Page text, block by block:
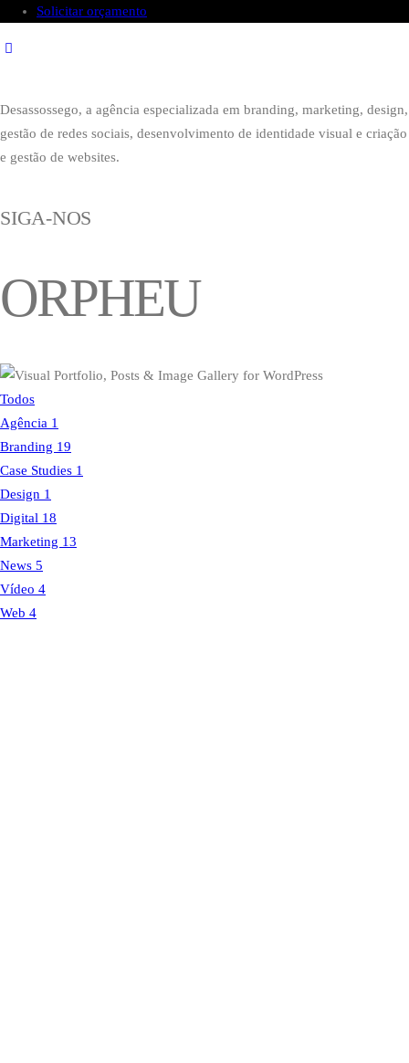
Solicitar orçamento
Desassossego, a agência especializada em branding, marketing, design,
gestão de redes sociais, desenvolvimento de identidade visual e criação
e gestão de websites.
SIGA-NOS
ORPHEU
Todos
Agência 1
Branding 19
Case Studies 1
Design 1
Digital 18
Marketing 13
News 5
Vídeo 4
Web 4